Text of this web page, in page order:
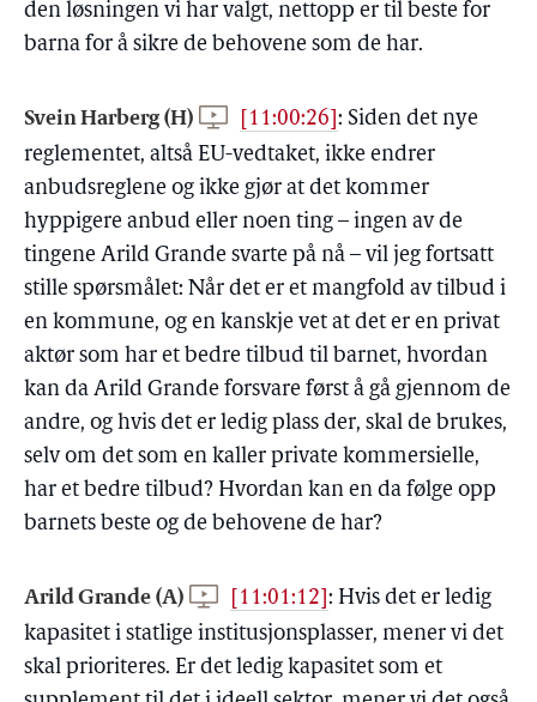
den løsningen vi har valgt, nettopp er til beste for
barna for å sikre de behovene som de har.
Svein Harberg (H) [11:00:26] : Siden det nye
reglementet, altså EU-vedtaket, ikke endrer
anbudsreglene og ikke gjør at det kommer
hyppigere anbud eller noen ting – ingen av de
tingene Arild Grande svarte på nå – vil jeg fortsatt
stille spørsmålet: Når det er et mangfold av tilbud i
en kommune, og en kanskje vet at det er en privat
aktør som har et bedre tilbud til barnet, hvordan
kan da Arild Grande forsvare først å gå gjennom de
andre, og hvis det er ledig plass der, skal de brukes,
selv om det som en kaller private kommersielle,
har et bedre tilbud? Hvordan kan en da følge opp
barnets beste og de behovene de har?
Arild Grande (A) [11:01:12] : Hvis det er ledig
kapasitet i statlige institusjonsplasser, mener vi det
skal prioriteres. Er det ledig kapasitet som et